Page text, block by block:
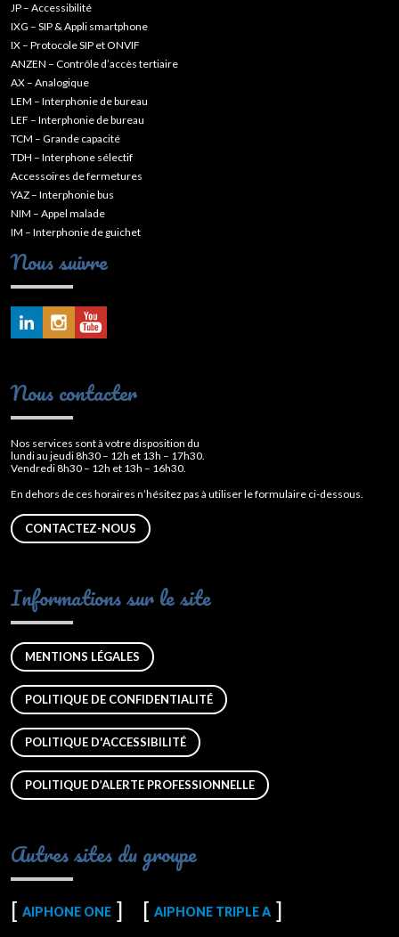
JP – Accessibilité
IXG – SIP & Appli smartphone
IX – Protocole SIP et ONVIF
ANZEN – Contrôle d’accès tertiaire
AX – Analogique
LEM – Interphonie de bureau
LEF – Interphonie de bureau
TCM – Grande capacité
TDH – Interphone sélectif
Accessoires de fermetures
YAZ – Interphonie bus
NIM – Appel malade
IM – Interphonie de guichet
Nous suivre
Nous contacter
Nos services sont à votre disposition du
lundi au jeudi 8h30 – 12h et 13h – 17h30.
Vendredi 8h30 – 12h et 13h – 16h30.
En dehors de ces horaires n’hésitez pas à utiliser le formulaire ci-dessous.
CONTACTEZ-NOUS
Informations sur le site
MENTIONS LÉGALES
POLITIQUE DE CONFIDENTIALITÉ
POLITIQUE D'ACCESSIBILITÉ
POLITIQUE D’ALERTE PROFESSIONNELLE
Autres sites du groupe
AIPHONE ONE AIPHONE TRIPLE A